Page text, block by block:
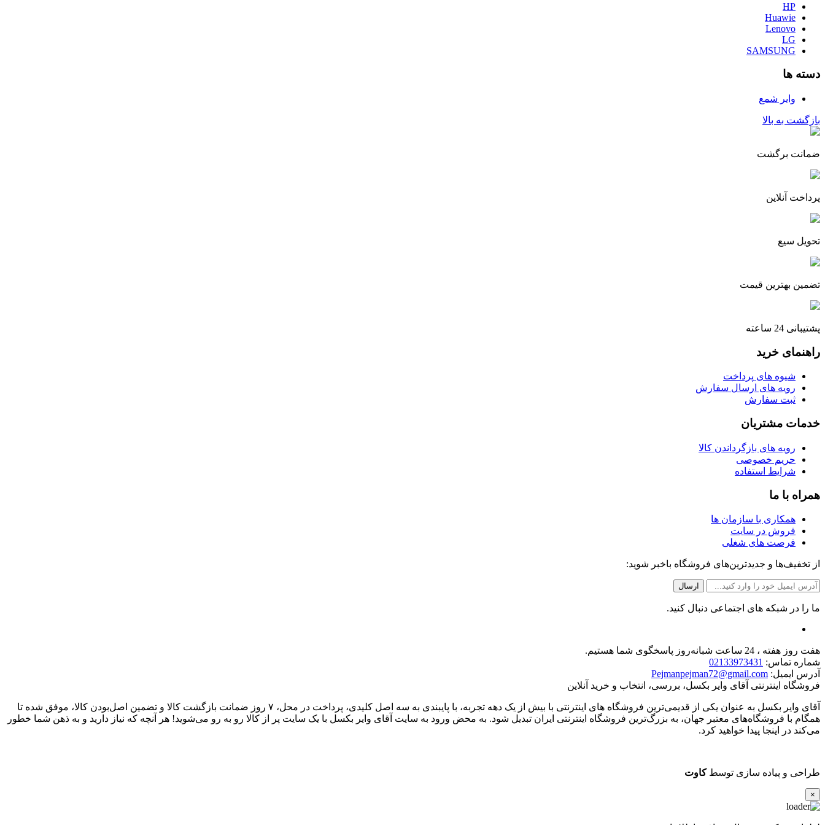
HP
Huawie
Lenovo
LG
SAMSUNG
دسته ها
وایر شمع
بازگشت به بالا
ضمانت برگشت
پرداخت آنلاین
تحویل سیع
تضمین بهترین قیمت
پشتیبانی 24 ساعته
راهنمای خرید
شیوه های پرداخت
رویه های ارسال سفارش
ثبت سفارش
خدمات مشتریان
رویه های بازگرداندن کالا
حریم خصوصی
شرایط استفاده
همراه با ما
همکاری با سازمان ها
فروش در سایت
فرصت های شغلی
از تخفیف‌ها و جدیدترین‌های فروشگاه باخبر شوید:
ما را در شبکه های اجتماعی دنبال کنید.
هفت روز هفته ، 24 ساعت شبانه‌روز پاسخگوی شما هستیم.
شماره تماس: 02133973431
آدرس ایمیل: Pejmanpejman72@gmail.com
فروشگاه اینترنتی آقای وایر بکسل، بررسی، انتخاب و خرید آنلاین
آقای وایر بکسل به عنوان یکی از قدیمی‌ترین فروشگاه های اینترنتی با بیش از یک دهه تجربه، با پایبندی به سه اصل کلیدی، پرداخت در محل، ۷ روز ضمانت بازگشت کالا و تضمین اصل‌بودن کالا، موفق شده تا
همگام با فروشگاه‌های معتبر جهان، به بزرگ‌ترین فروشگاه اینترنتی ایران تبدیل شود. به محض ورود به سایت آقای وایر بکسل با یک سایت پر از کالا رو به رو می‌شوید! هر آنچه که نیاز دارید و به ذهن شما خطور
می‌کند در اینجا پیدا خواهید کرد.
طراحی و پیاده سازی توسطکاوت
×